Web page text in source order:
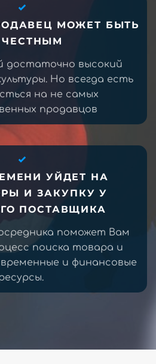
МОЖЕТ БЫТЬ
ЧЕСТНЫМ
достаточно высокий
Но всегда есть
на не самых
продавцов
УЙДЕТ НА
И ЗАКУПКУ У
ПОСТАВЩИКА
поможет Вам
поиска товара и
и финансовые